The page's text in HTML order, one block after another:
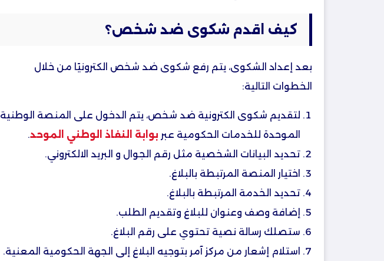
كيف اقدم شكوى ضد شخص​؟
بعد إعداد الشكوى، يتم رفع شكوى ضد شخص​ الكترونيًا من خلال
الخطوات التالية:
لتقديم شكوى الكترونية ضد شخص​، يتم الدخول على المنصة الوطنية
الموحدة للخدمات الحكومية عبر بوابة النفاذ الوطني الموحد.
تحديد البيانات الشخصية مثل رقم الجوال و البريد الالكتروني.
اختيار المنصة المرتبطة بالبلاغ.
تحديد الخدمة المرتبطة بالبلاغ.
إضافة وصف وعنوان للبلاغ وتقديم الطلب.
ستصلك رسالة نصية تحتوي على رقم البلاغ.
استلام إشعار من مركز آمر بتوجيه البلاغ إلى الجهة الحكومية المعنية.